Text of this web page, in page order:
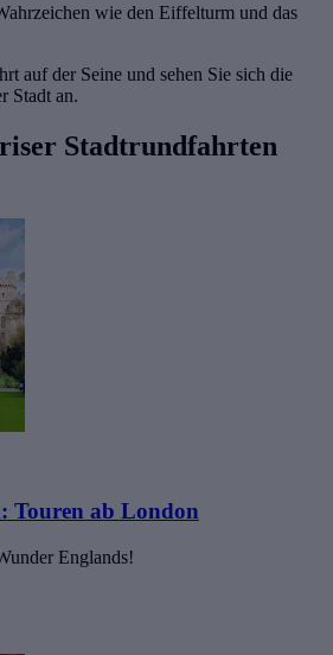
wie den Eiffelturm und das
auf der Seine und sehen Sie sich die
Stadt an.
Stadtrundfahrten
Touren ab London
Englands!